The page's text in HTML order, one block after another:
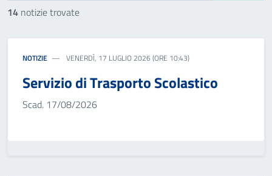
14 notizie trovate
NOTIZIE VENERDÌ, 17 LUGLIO 2026 (ORE 10:43)
Servizio di Trasporto Scolastico
Scad. 17/08/2026